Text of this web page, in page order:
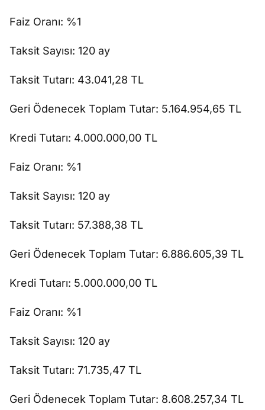
Faiz Oranı: %1
Taksit Sayısı: 120 ay
Taksit Tutarı: 43.041,28 TL
Geri Ödenecek Toplam Tutar: 5.164.954,65 TL
Kredi Tutarı: 4.000.000,00 TL
Faiz Oranı: %1
Taksit Sayısı: 120 ay
Taksit Tutarı: 57.388,38 TL
Geri Ödenecek Toplam Tutar: 6.886.605,39 TL
Kredi Tutarı: 5.000.000,00 TL
Faiz Oranı: %1
Taksit Sayısı: 120 ay
Taksit Tutarı: 71.735,47 TL
Geri Ödenecek Toplam Tutar: 8.608.257,34 TL